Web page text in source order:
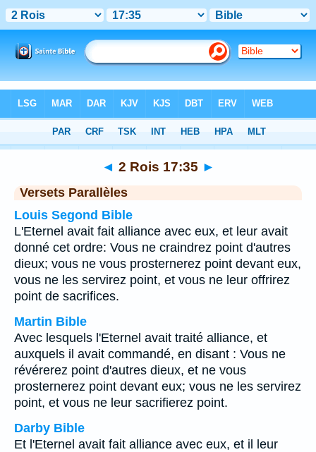
Chapitre 17> Verset 35
◄ 2 Rois 17:35 ►
Versets Parallèles
Louis Segond Bible
L'Eternel avait fait alliance avec eux, et leur avait
donné cet ordre: Vous ne craindrez point d'autres
dieux; vous ne vous prosternerez point devant eux,
vous ne les servirez point, et vous ne leur offrirez
point de sacrifices.
Martin Bible
Avec lesquels l'Eternel avait traité alliance, et
auxquels il avait commandé, en disant : Vous ne
révérerez point d'autres dieux, et ne vous
prosternerez point devant eux; vous ne les servirez
point, et vous ne leur sacrifierez point.
Darby Bible
Et l'Eternel avait fait alliance avec eux, et il leur